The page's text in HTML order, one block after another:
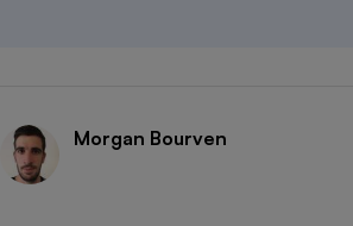
Morgan Bourven